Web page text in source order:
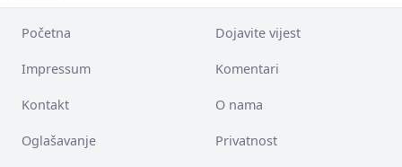
Početna Dojavite vijest
Impressum Komentari
Kontakt O nama
Oglašavanje Privatnost